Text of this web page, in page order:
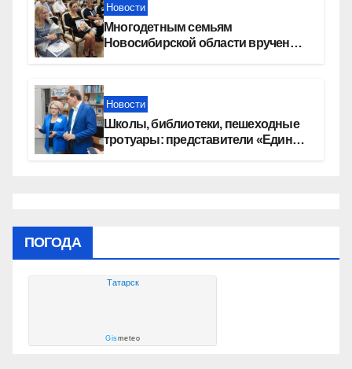
Новости
Многодетным семьям
Новосибирской области вручены
Новости
Школы, библиотеки, пешеходные
тротуары: представители «Единой
ПОГОДА
Татарск
Gismeteo